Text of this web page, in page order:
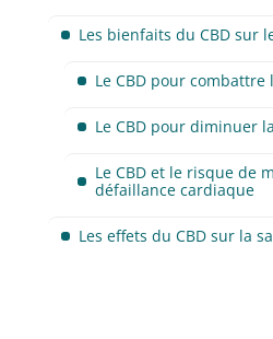
Les bienfaits du CBD sur
Le CBD pour combattre
Le CBD pour diminuer
Le CBD et le risque de
défaillance cardiaque
Les effets du CBD sur la